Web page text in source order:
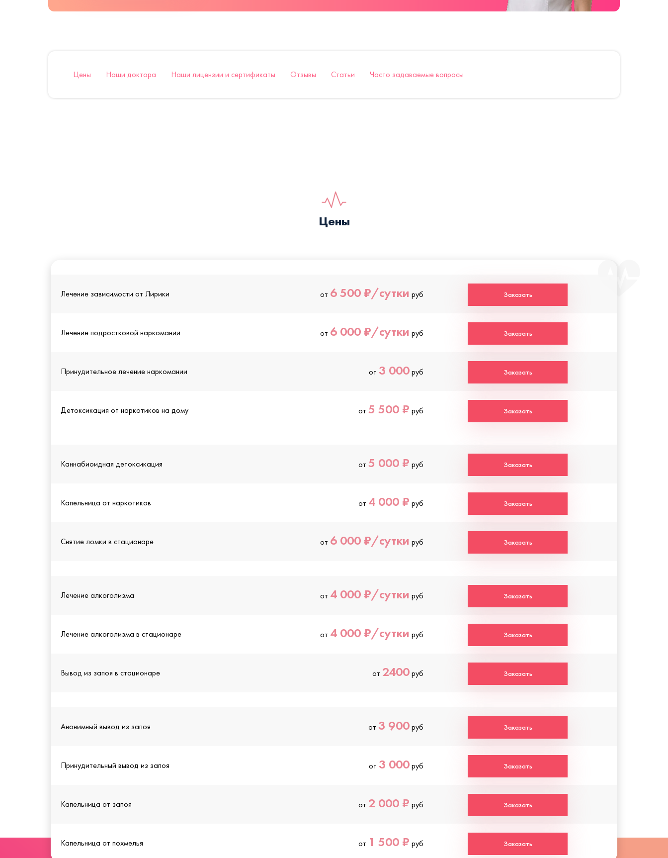
Цены Наши доктора Наши лицензии и сертификаты Отзывы Статьи Часто задаваемые вопросы
Цены
Лечение зависимости от Лирики от 6 500 ₽/сутки руб Заказать
Лечение подростковой наркомании от 6 000 ₽/сутки руб Заказать
Принудительное лечение наркомании от 3 000руб Заказать
Детоксикация от наркотиков на дому от 5 500 ₽ руб Заказать
Каннабиоидная детоксикация от 5 000 ₽ руб Заказать
Капельница от наркотиков от 4 000 ₽ руб Заказать
Снятие ломки в стационаре от 6 000 ₽/сутки руб Заказать
Лечение алкоголизма от 4 000 ₽/сутки руб Заказать
Лечение алкоголизма в стационаре от 4 000 ₽/сутки руб Заказать
Вывод из запоя в стационаре от 2400руб Заказать
Анонимный вывод из запоя от 3 900руб Заказать
Принудительный вывод из запоя от 3 000руб Заказать
Капельница от запоя от 2 000 ₽ руб Заказать
Капельница от похмелья от 1 500 ₽ руб Заказать